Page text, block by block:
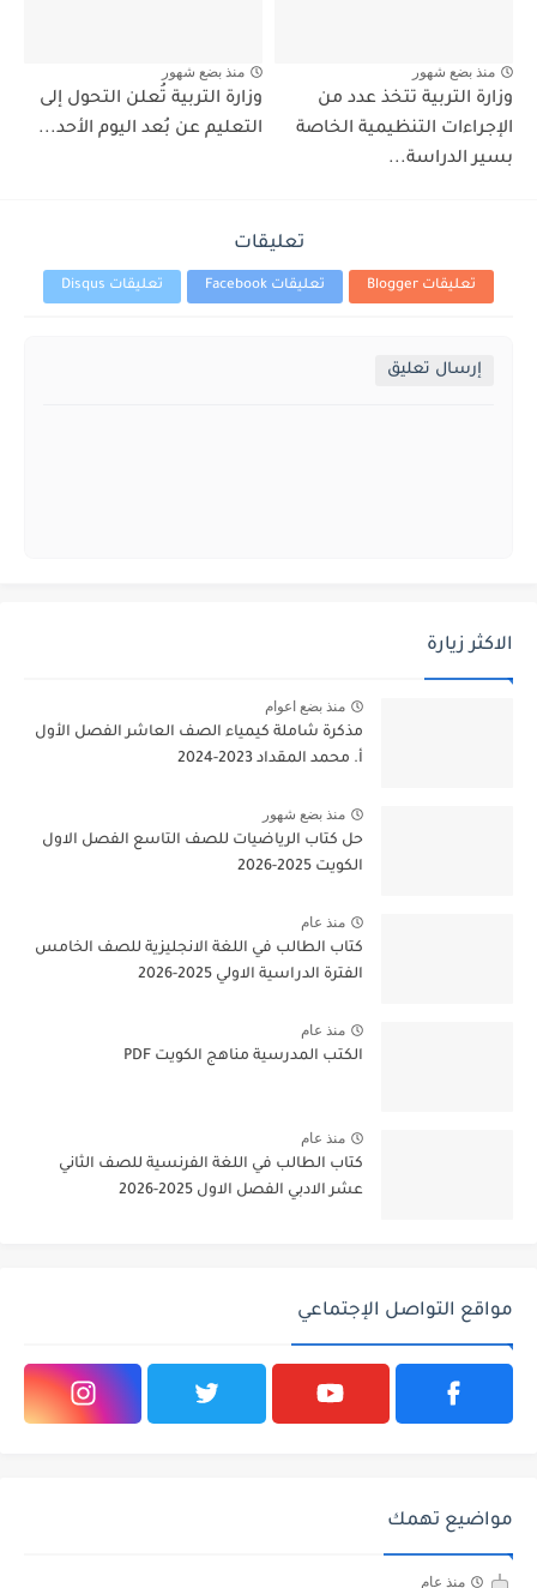
منذ بضع شهور
وزارة التربية تتخذ عدد من
الإجراءات التنظيمية الخاصة
بسير الدراسة...
منذ بضع شهور
وزارة التربية تُعلن التحول إلى
التعليم عن بُعد اليوم الأحد...
تعليقات
تعليقات Blogger تعليقات Facebook تعليقات Disqus
إرسال تعليق
الاكثر زيارة
منذ بضع اعوام
مذكرة شاملة كيمياء الصف العاشر الفصل الأول
أ. محمد المقداد 2023-2024
منذ بضع شهور
حل كتاب الرياضيات للصف التاسع الفصل الاول
الكويت 2025-2026
منذ عام
كتاب الطالب في اللغة الانجليزية للصف الخامس
الفترة الدراسية الاولي 2025-2026
منذ عام
الكتب المدرسية مناهج الكويت PDF
منذ عام
كتاب الطالب في اللغة الفرنسية للصف الثاني
عشر الادبي الفصل الاول 2025-2026
مواقع التواصل الإجتماعي
مواضيع تهمك
منذ عام